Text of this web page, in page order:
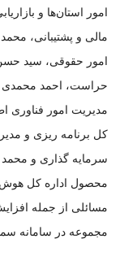
امور استان‌ها و
مالی و پشتیبانی،
امور حقوقی، سید
حراست، احمد محمدی
مدیریت امور فناوری
کل برنامه ریزی و
سرمایه گذاری و
محصول اداره کل
مسائلی از جمله
مجموعه در سامانه